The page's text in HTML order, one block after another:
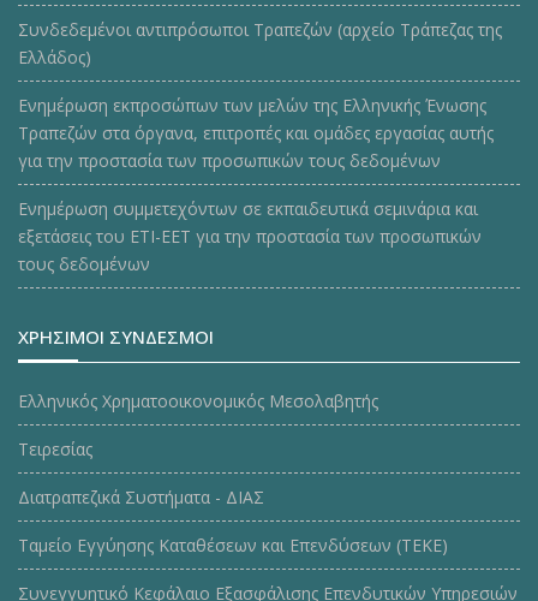
Συνδεδεμένοι αντιπρόσωποι Τραπεζών (αρχείο Τράπεζας της
Ελλάδος)
Ενημέρωση εκπροσώπων των μελών της Ελληνικής Ένωσης
Τραπεζών στα όργανα, επιτροπές και ομάδες εργασίας αυτής
για την προστασία των προσωπικών τους δεδομένων
Ενημέρωση συμμετεχόντων σε εκπαιδευτικά σεμινάρια και
εξετάσεις του ΕΤΙ-ΕΕΤ για την προστασία των προσωπικών
τους δεδομένων
ΧΡΗΣΙΜΟΙ ΣΥΝΔΕΣΜΟΙ
Ελληνικός Χρηματοοικονομικός Μεσολαβητής
Τειρεσίας
Διατραπεζικά Συστήματα - ΔΙΑΣ
Ταμείο Εγγύησης Καταθέσεων και Επενδύσεων (ΤΕΚE)
Συνεγγυητικό Κεφάλαιο Εξασφάλισης Επενδυτικών Υπηρεσιών